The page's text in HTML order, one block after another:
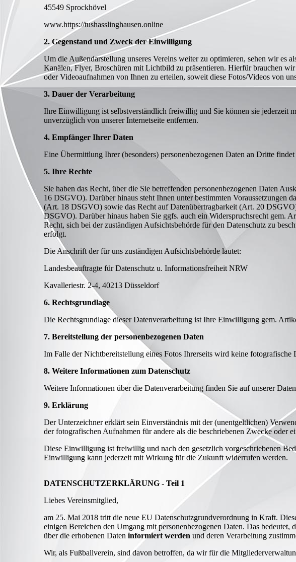
45549 Sprockhövel
www.https://tushasslinghausen.online
2. Gegenstand und Zweck der Einwilligung
Um die Außendarstellung unseres Vereins weiter zu optimieren, sehen wir es
Kanälen, Flyer, Broschüren mit Lichtbild zu präsentieren. Hierfür brauchen
oder Videoaufnahmen von Ihnen zu erteilen, soweit diese Fotos/Videos von
3. Dauer der Verarbeitung
Ihre Einwilligung ist selbstverständlich freiwillig und Sie können sie jederzeit
unverzüglich von unserer Internetseite entfernen.
4. Empfänger Ihrer Daten
Eine Übermittlung Ihrer (besonders) personenbezogenen Daten an Dritte findet
5. Ihre Rechte
Sie haben das Recht, über die Sie betreffenden personenbezogenen Daten
16 DSGVO). Darüber hinaus steht Ihnen unter bestimmten
(Art. 18 DSGVO) sowie das Recht auf Datenübertragbarkeit (Art. 20
DSGVO). Darüber hinaus haben Sie ggfs. auch ein Widerspruchsrecht gem.
Recht, sich bei der zuständigen Aufsichtsbehörde für den Datenschutz zu
erfolgt.
Die Anschrift der für uns zuständigen Aufsichtsbehörde lautet:
Landesbeauftragte für Datenschutz u. Informationsfreiheit NRW
Kavalleriestr. 2-4, 40213 Düsseldorf
6. Rechtsgrundlage
Die Rechtsgrundlage dieser Datenverarbeitung ist Ihre Einwilligung gem.
7. Bereitstellung der personenbezogenen Daten
Im Falle der Nichtbereitstellung eines Fotos Ihrerseits wird keine
8. Weitere Informationen zum Datenschutz
Weitere Informationen über die Datenverarbeitung finden Sie auf unserer
9. Erklärung
Der Unterzeichner erklärt sein Einverständnis mit der (unentgeltlichen)
der fotografischen Aufnahmen für andere als die beschriebenen Zwecke
Diese Einwilligung ist freiwillig und nach den gesetzlich vorgeschriebenen
Einwilligung kann jederzeit mit Wirkung für die Zukunft widerrufen werden.
DATENSCHUTZERKLÄRUNG - Teil 1
Liebes Vereinsmitglied,
am 25. Mai 2018 tritt die neue EU Datenschutzgrundverordnung in Kraft.
einigen Bereichen den Umgang mit personenbezogenen Daten. Das
über die erhobenen Daten informiert werden und deren Verarbeitung
Wir, als Fußballverein, sind davon betroffen, da wir für die